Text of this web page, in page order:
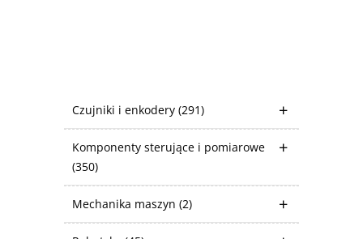
Czujniki i enkodery (291)
Komponenty sterujące i pomiarowe
(350)
Mechanika maszyn (2)